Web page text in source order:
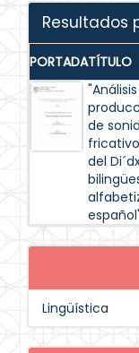
Resultados
PORTADATÍTULO
de
del
Lingüística